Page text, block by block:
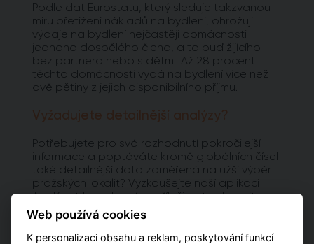
Podle dat Eurostatu, který sleduje takzvanou
míru přetížení nákladů na bydlení, ohrožují
výdaje na bydlení nejčastěji domácnosti
jednoho dospělého člena, a to buď žijícího
bez partnera nebo s dětmi. Až 28 procent
těchto domácností vydá na bydlení více než
dvě pětiny z jejich disponibilního příjmu.
Vyžadujete detailnější analýzy?
Potřebujete pro svá rozhodnutí pokročilejší
informace a poptáváte kromě globálních čísel
také detailnější data zaměřená na užší výběr
pražských lokalit? Vyzkoušejte naší aplikaci
Analýzy trhu, kde máte příležitost zakoupit
jednu z detailních analýz vypracovaných pro
jednotlivé městské obvody.
Web používá cookies
K personalizaci obsahu a reklam, poskytování funkcí